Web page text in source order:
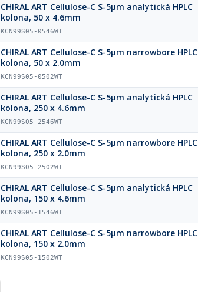
CHIRAL ART Cellulose-C S-5µm analytická HPLC
kolona, 50 x 4.6mm
KCN99S05-0546WT
CHIRAL ART Cellulose-C S-5µm narrowbore HPLC
kolona, 50 x 2.0mm
KCN99S05-0502WT
CHIRAL ART Cellulose-C S-5µm analytická HPLC
kolona, 250 x 4.6mm
KCN99S05-2546WT
CHIRAL ART Cellulose-C S-5µm narrowbore HPLC
kolona, 250 x 2.0mm
KCN99S05-2502WT
CHIRAL ART Cellulose-C S-5µm analytická HPLC
kolona, 150 x 4.6mm
KCN99S05-1546WT
CHIRAL ART Cellulose-C S-5µm narrowbore HPLC
kolona, 150 x 2.0mm
KCN99S05-1502WT